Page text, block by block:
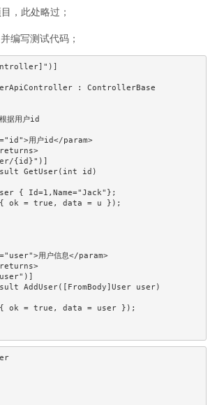
，此处略过；
编写测试代码；
: ControllerBase
据用户id
用户id</param>
{id}")]
GetUser(int id)
{ Id=1,Name="Jack"};
ok = true, data = u });
用户信息</param>
AddUser([FromBody]User user)
ok = true, data = user });